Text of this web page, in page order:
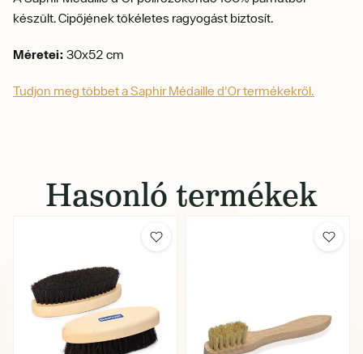
készült. Cipőjének tökéletes ragyogást biztosít.
Méretei: 30x52 cm
Tudjon meg többet a Saphir Médaille d'Or termékekről.
Hasonló termékek